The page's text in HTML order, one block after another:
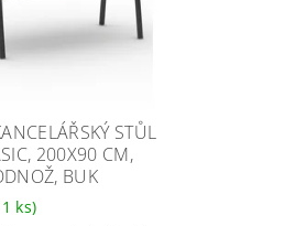
STŮL
200X90 CM,
BUK
ks)